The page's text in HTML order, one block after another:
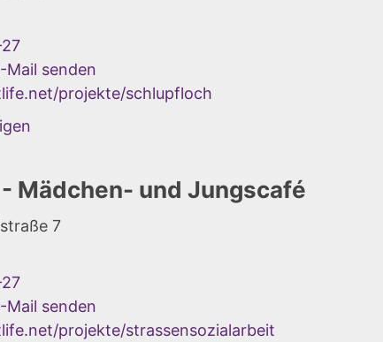
Mail senden
projekte/schlupfloch
Mädchen- und Jungscafé
7
Mail senden
projekte/strassensozialarbeit